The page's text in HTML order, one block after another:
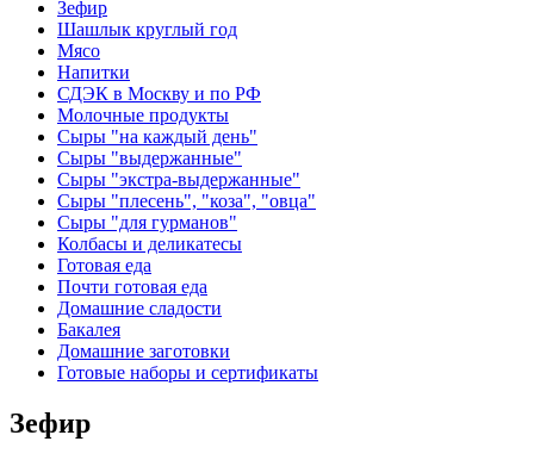
Зефир
Шашлык круглый год
Мясо
Напитки
СДЭК в Москву и по РФ
Молочные продукты
Сыры "на каждый день"
Сыры "выдержанные"
Сыры "экстра-выдержанные"
Сыры "плесень", "коза", "овца"
Сыры "для гурманов"
Колбасы и деликатесы
Готовая еда
Почти готовая еда
Домашние сладости
Бакалея
Домашние заготовки
Готовые наборы и сертификаты
Зефир